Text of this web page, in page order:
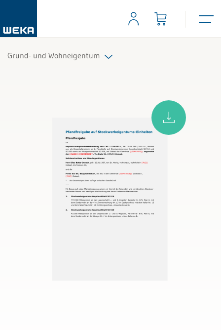
Grund- und Wohneigentum